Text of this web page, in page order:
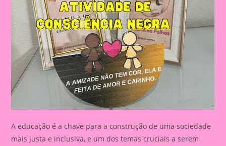
A educação é a chave para a construção de uma sociedade
mais justa e inclusiva, e um dos temas cruciais a serem